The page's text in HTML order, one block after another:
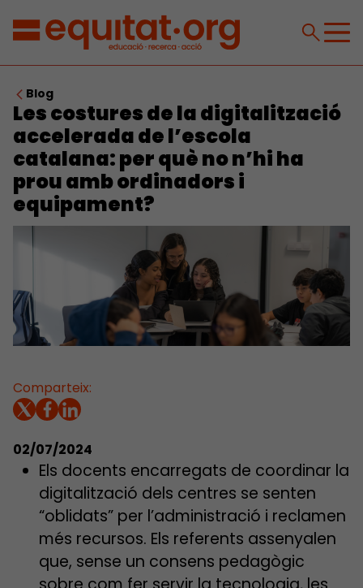
Blog
Les costures de la digitalització
accelerada de l’escola
catalana: per què no n’hi ha
prou amb ordinadors i
equipament?
Comparteix:
02/07/2024
Els docents encarregats de coordinar la
digitalització dels centres se senten
“oblidats” per l’administració i reclamen
més recursos. Els referents assenyalen
que, sense un consens pedagògic